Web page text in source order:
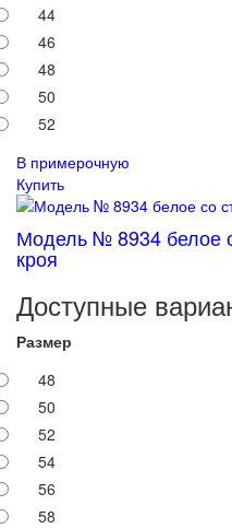
44
46
48
50
52
В примерочную
Купить
Модель № 8934 белое
кроя
Доступные
Размер
48
50
52
54
56
58